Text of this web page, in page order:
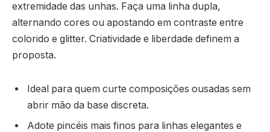
extremidade das unhas. Faça uma linha dupla,
alternando cores ou apostando em contraste entre
colorido e glitter. Criatividade e liberdade definem a
proposta.
Ideal para quem curte composições ousadas sem
abrir mão da base discreta.
Adote pincéis mais finos para linhas elegantes e